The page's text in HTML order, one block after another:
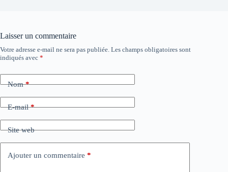
Laisser un commentaire
Votre adresse e-mail ne sera pas publiée. Les champs obligatoires sont
indiqués avec *
Nom*
E-mail*
Site web
Ajouter un commentaire *